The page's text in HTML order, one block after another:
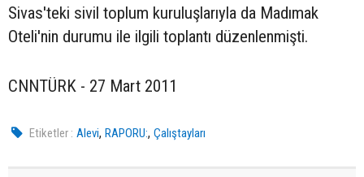
Sivas'teki sivil toplum kuruluşlarıyla da Madımak
Oteli'nin durumu ile ilgili toplantı düzenlenmişti.
CNNTÜRK - 27 Mart 2011
Etiketler : Alevi,RAPORU:,Çalıştayları